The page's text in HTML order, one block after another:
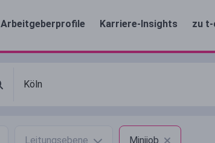
Arbeitgeberprofile Karriere-Insights zu t-
Leitungsebene Minijob